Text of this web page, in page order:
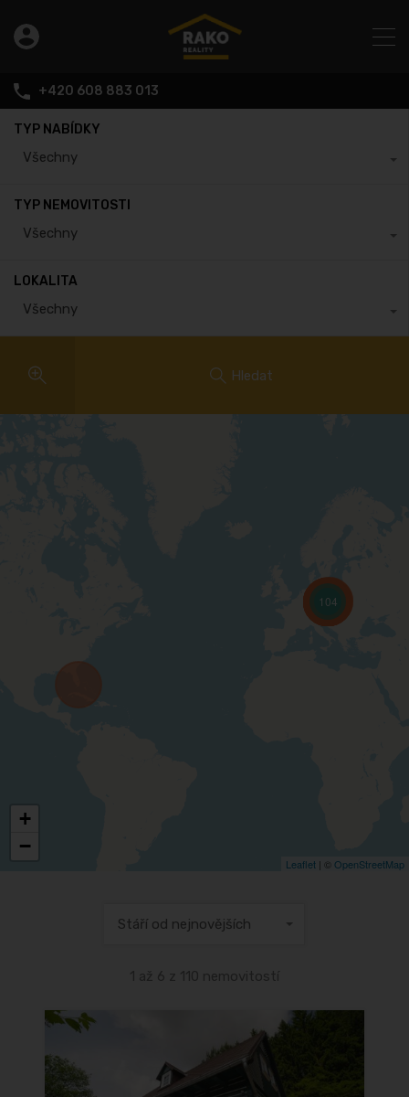
+420 608 883 013
TYP NABÍDKY
Všechny
TYP NEMOVITOSTI
Všechny
LOKALITA
Všechny
Hledat
104
+
−
Leaflet | © OpenStreetMap
Stáří od nejnovějších